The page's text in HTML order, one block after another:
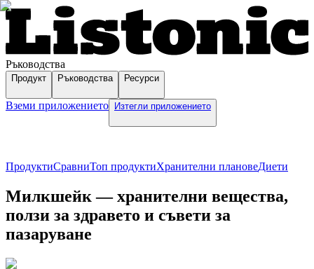
Ръководства
Продукт Ръководства Ресурси
Вземи приложението Изтегли приложението
ПродуктиСравниТоп продуктиХранителни плановеДиети
Милкшейк — хранителни вещества,
ползи за здравето и съвети за
пазаруване